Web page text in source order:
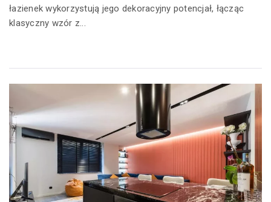
łazienek wykorzystują jego dekoracyjny potencjał, łącząc
klasyczny wzór z...